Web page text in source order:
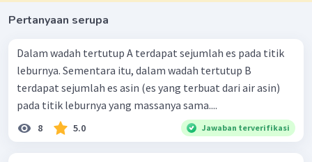
Pertanyaan serupa
Dalam wadah tertutup A terdapat sejumlah es pada titik
leburnya. Sementara itu, dalam wadah tertutup B
terdapat sejumlah es asin (es yang terbuat dari air asin)
pada titik leburnya yang massanya sama....
8 5.0 Jawaban terverifikasi